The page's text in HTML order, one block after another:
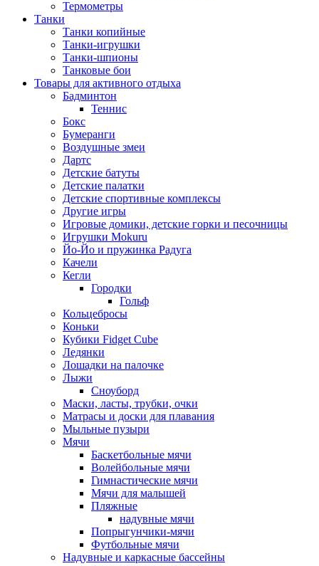
Термометры
Танки
Танки копийные
Танки-игрушки
Танки-шпионы
Танковые бои
Товары для активного отдыха
Бадминтон
Теннис
Бокс
Бумеранги
Воздушные змеи
Дартс
Детские батуты
Детские палатки
Детские спортивные комплексы
Другие игры
Игровые домики, детские горки и песочницы
Игрушки Mokuru
Йо-Йо и пружинка Радуга
Качели
Кегли
Городки
Гольф
Кольцебросы
Коньки
Кубики Fidget Cube
Ледянки
Лошадки на палочке
Лыжи
Сноуборд
Маски, ласты, трубки, очки
Матрасы и доски для плавания
Мыльные пузыри
Мячи
Баскетбольные мячи
Волейбольные мячи
Гимнастические мячи
Мячи для малышей
Пляжные
надувные мячи
Попрыгунчики-мячи
Футбольные мячи
Надувные и каркасные бассейны